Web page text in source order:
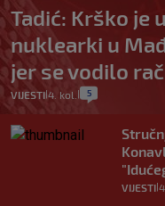
Tadić: Krško je
nuklearki u
jer se vodilo
VIJESTI|4. kol. 5
VIJESTI